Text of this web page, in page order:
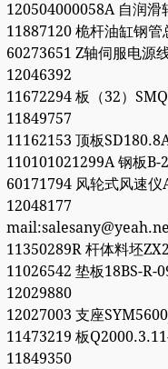
120504000058A 自润
11887120 桅杆油缸钢
60273651 Z轴伺服电源
12046392
11672294 板（32）
11849757
11162153 顶板
110101021299A 钢板B-
60171794 风轮式风速仪
12048177
11350289R 杆体料坯
11026542 垫板18BS-R-
12029880
12027003 支座
11473219 板
11849350